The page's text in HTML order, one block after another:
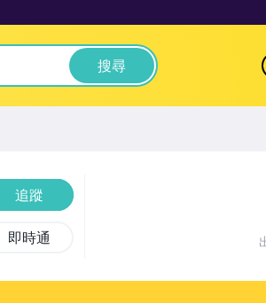
搜尋
追蹤
即時通